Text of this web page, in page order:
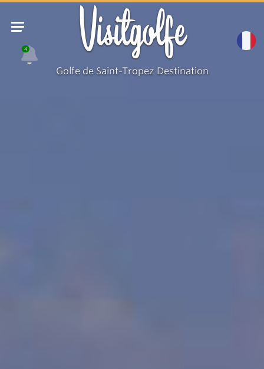
4 Visitgolfe
Golfe de Saint-Tropez Destination